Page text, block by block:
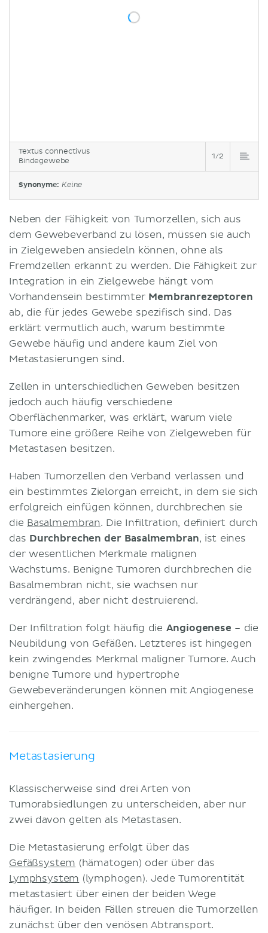
Textus connectivus
Bindegewebe
1/2
Synonyme: Keine
Neben der Fähigkeit von Tumorzellen, sich aus
dem Gewebeverband zu lösen, müssen sie auch
in Zielgeweben ansiedeln können, ohne als
Fremdzellen erkannt zu werden. Die Fähigkeit zur
Integration in ein Zielgewebe hängt vom
Vorhandensein bestimmter Membranrezeptoren
ab, die für jedes Gewebe spezifisch sind. Das
erklärt vermutlich auch, warum bestimmte
Gewebe häufig und andere kaum Ziel von
Metastasierungen sind.
Zellen in unterschiedlichen Geweben besitzen
jedoch auch häufig verschiedene
Oberflächenmarker, was erklärt, warum viele
Tumore eine größere Reihe von Zielgeweben für
Metastasen besitzen.
Haben Tumorzellen den Verband verlassen und
ein bestimmtes Zielorgan erreicht, in dem sie sich
erfolgreich einfügen können, durchbrechen sie
die Basalmembran. Die Infiltration, definiert durch
das Durchbrechen der Basalmembran, ist eines
der wesentlichen Merkmale malignen
Wachstums. Benigne Tumoren durchbrechen die
Basalmembran nicht, sie wachsen nur
verdrängend, aber nicht destruierend.
Der Infiltration folgt häufig die Angiogenese – die
Neubildung von Gefäßen. Letzteres ist hingegen
kein zwingendes Merkmal maligner Tumore. Auch
benigne Tumore und hypertrophe
Gewebeveränderungen können mit Angiogenese
einhergehen.
Metastasierung
Klassischerweise sind drei Arten von
Tumorabsiedlungen zu unterscheiden, aber nur
zwei davon gelten als Metastasen.
Die Metastasierung erfolgt über das
Gefäßsystem (hämatogen) oder über das
Lymphsystem (lymphogen). Jede Tumorentität
metastasiert über einen der beiden Wege
häufiger. In beiden Fällen streuen die Tumorzellen
zunächst über den venösen Abtransport.